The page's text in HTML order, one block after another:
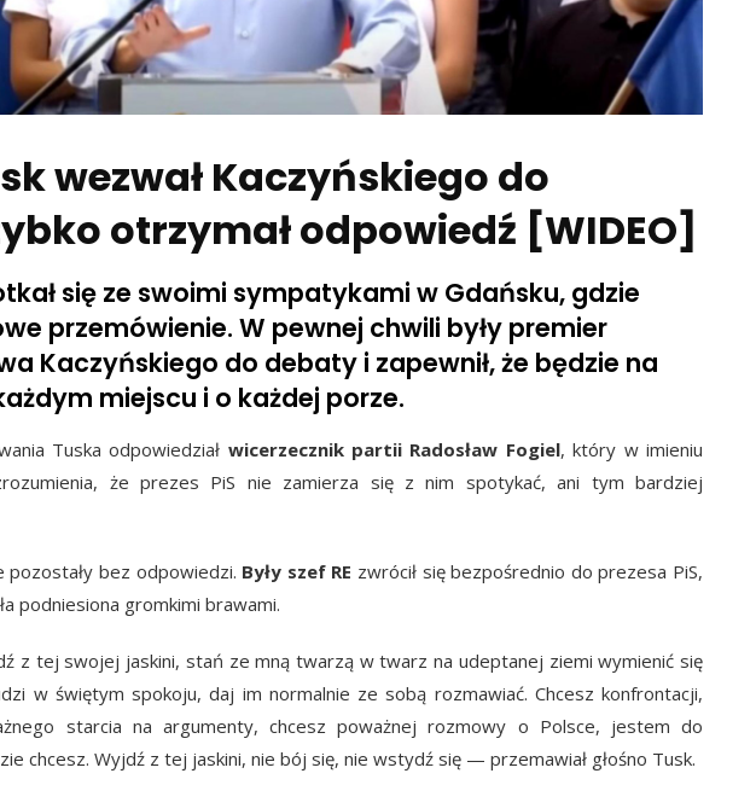
wezwał Kaczyńskiego do
otrzymał odpowiedź [WIDEO]
się ze swoimi sympatykami w Gdańsku, gdzie
przemówienie. W pewnej chwili były premier
Kaczyńskiego do debaty i zapewnił, że będzie na
miejscu i o każdej porze.
Tuska odpowiedział wicerzecznik partii Radosław Fogiel, który w imieniu
że prezes PiS nie zamierza się z nim spotykać, ani tym bardziej
pozostały bez odpowiedzi. Były szef RE zwrócił się bezpośrednio do prezesa PiS,
podniesiona gromkimi brawami.
z tej swojej jaskini, stań ze mną twarzą w twarz na udeptanej ziemi wymienić się
w świętym spokoju, daj im normalnie ze sobą rozmawiać. Chcesz konfrontacji,
starcia na argumenty, chcesz poważnej rozmowy o Polsce, jestem do
chcesz. Wyjdź z tej jaskini, nie bój się, nie wstydź się — przemawiał głośno Tusk.